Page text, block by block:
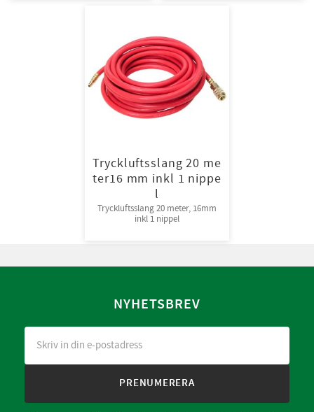
Tryckluftsslang 20 me
ter16 mm inkl 1 nippe
l
Tryckluftsslang 20 meter, 16mm
inkl 1 nippel
NYHETSBREV
PRENUMERERA